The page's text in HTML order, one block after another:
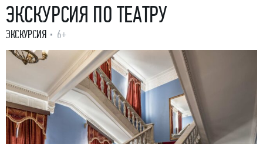
ЭКСКУРСИЯ ПО ТЕАТРУ
ЭКСКУРСИЯ 6+